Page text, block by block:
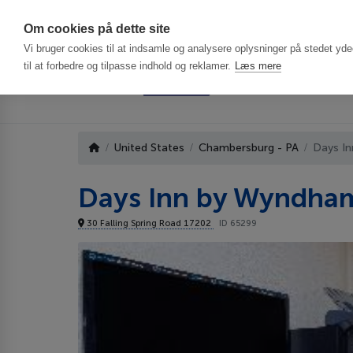
Om cookies på dette site
Vi bruger cookies til at indsamle og analysere oplysninger på stedet
til at forbedre og tilpasse indhold og reklamer. Læs mere
United States Chambersburg - PA Days
Days Inn by
30 Falling Spring Road 17202 ID 65299